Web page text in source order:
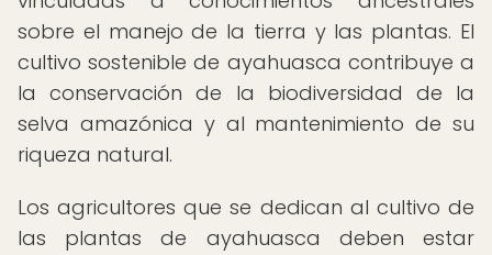
sobre el manejo de la tierra y las plantas. El
cultivo sostenible de ayahuasca contribuye a
la conservación de la biodiversidad de la
selva amazónica y al mantenimiento de su
riqueza natural.
Los agricultores que se dedican al cultivo de
las plantas de ayahuasca deben estar